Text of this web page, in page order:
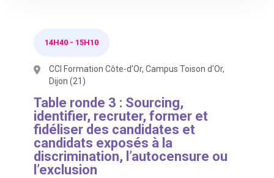
14H40 - 15H10
CCI Formation Côte-d’Or, Campus Toison d'Or,
Dijon (21)
Table ronde 3 : Sourcing,
identifier, recruter, former et
fidéliser des candidates et
candidats exposés à la
discrimination, l’autocensure ou
l’exclusion